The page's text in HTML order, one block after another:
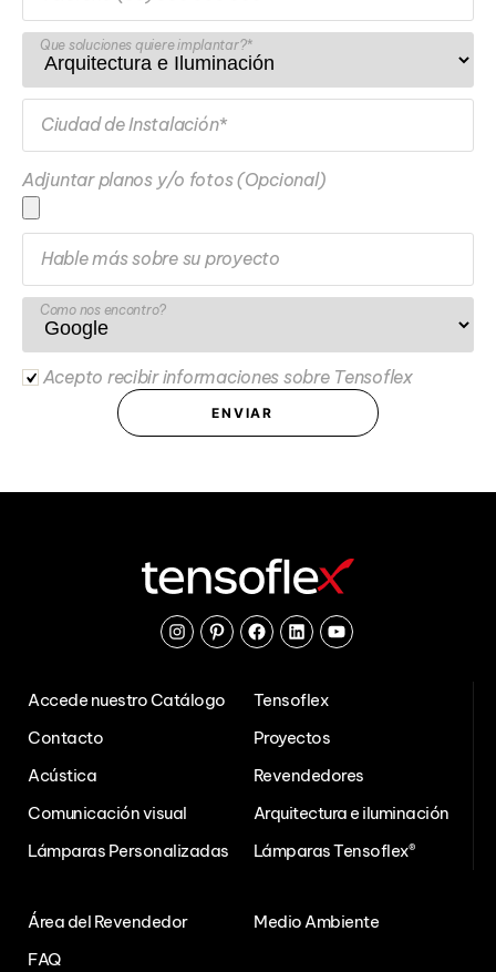
Que soluciones quiere implantar?*
Ciudad de Instalación*
Adjuntar planos y/o fotos (Opcional)
Hable más sobre su proyecto
Como nos encontro?
Acepto recibir informaciones sobre Tensoflex
ENVIAR
Instagram
PinterestFacebook
LinkedinYoutube
Accede nuestro Catálogo
Tensoflex
Contacto
Proyectos
Acústica
Revendedores
Comunicación visual
Arquitectura e iluminación
Lámparas Personalizadas
Lámparas Tensoflex®
Área del Revendedor
Medio Ambiente
FAQ